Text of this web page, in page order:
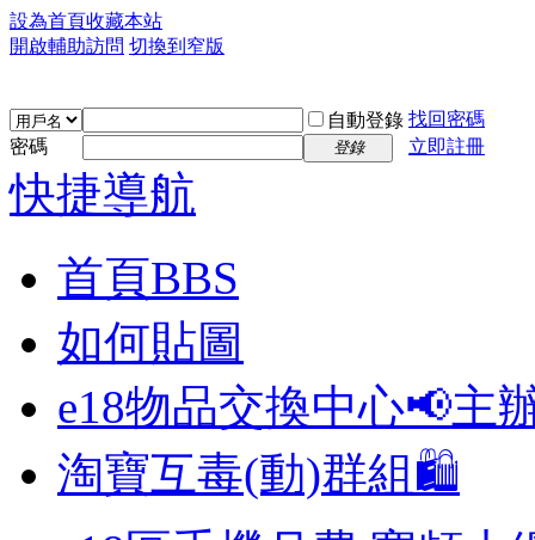
設為首頁收藏本站
開啟輔助訪問 切換到窄版
自動登錄 找回密碼
密碼
登錄 立即註冊
快捷導航
首頁BBS
如何貼圖
e18物品交換中心📢主
淘寶互毒(動)群組🛍️